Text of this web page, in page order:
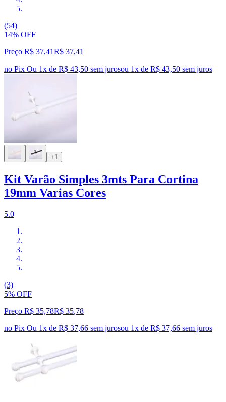
(54)
14% OFF
Preço R$ 37,41R$ 37,41
no Pix Ou 1x de R$ 43,50 sem jurosou 1x de R$ 43,50 sem juros
+1
Kit Varão Simples 3mts Para Cortina
19mm Varias Cores
5.0
(3)
5% OFF
Preço R$ 35,78R$ 35,78
no Pix Ou 1x de R$ 37,66 sem jurosou 1x de R$ 37,66 sem juros